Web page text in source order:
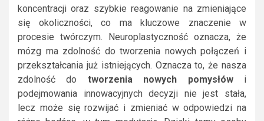
koncentracji oraz szybkie reagowanie na zmieniające
się okoliczności, co ma kluczowe znaczenie w
procesie twórczym. Neuroplastyczność oznacza, że
mózg ma zdolność do tworzenia nowych połączeń i
przekształcania już istniejących. Oznacza to, że nasza
zdolność do tworzenia nowych pomysłówi
podejmowania innowacyjnych decyzji nie jest stała,
lecz może się rozwijać i zmieniać w odpowiedzi na